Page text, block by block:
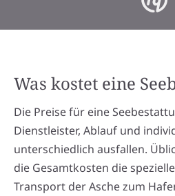
Was kostet eine
Die Preise für eine
Dienstleister, Ablauf und
unterschiedlich ausfallen.
die Gesamtkosten die
Transport der Asche zum